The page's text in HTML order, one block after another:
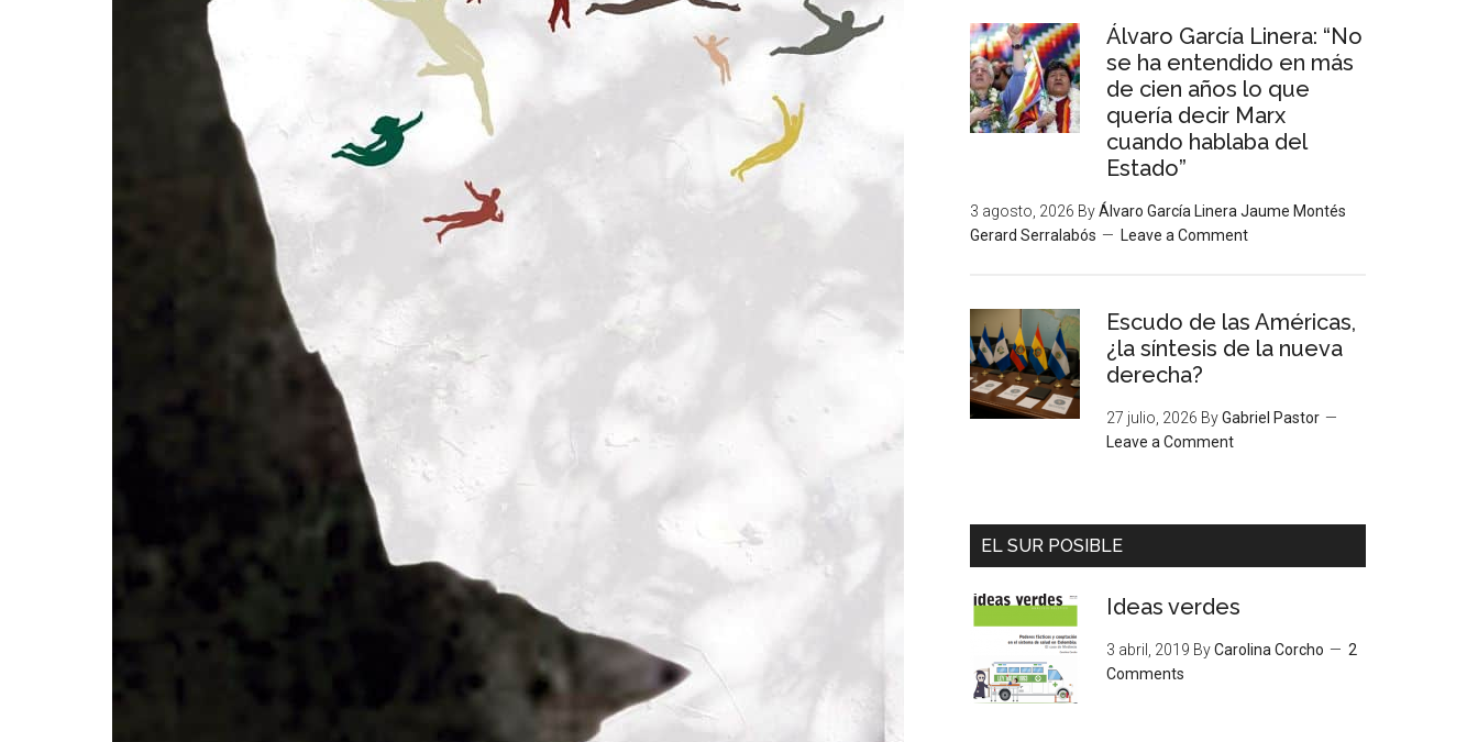
Álvaro García Linera: “No
se ha entendido en más
de cien años lo que
quería decir Marx
cuando hablaba del
Estado”
3 agosto, 2026 ByÁlvaro García Linera Jaume Montés
Gerard Serralabós
Leave a Comment
Escudo de las Américas,
¿la síntesis de la nueva
derecha?
27 julio, 2026 ByGabriel Pastor
Leave a Comment
EL SUR POSIBLE
Ideas verdes
3 abril, 2019 ByCarolina Corcho
2
Comments